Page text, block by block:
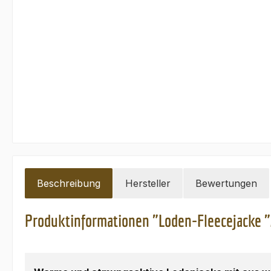
Beschreibung Hersteller Bewertungen
Produktinformationen "Loden-Fleecejacke